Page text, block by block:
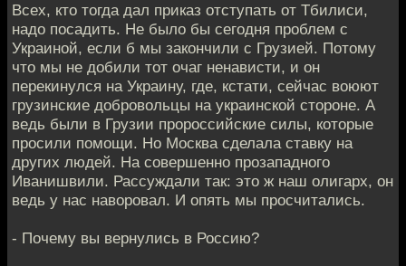
Всех, кто тогда дал приказ отступать от Тбилиси,
надо посадить. Не было бы сегодня проблем с
Украиной, если б мы закончили с Грузией. Потому
что мы не добили тот очаг ненависти, и он
перекинулся на Украину, где, кстати, сейчас воюют
грузинские добровольцы на украинской стороне. А
ведь были в Грузии пророссийские силы, которые
просили помощи. Но Москва сделала ставку на
других людей. На совершенно прозападного
Иванишвили. Рассуждали так: это ж наш олигарх, он
ведь у нас наворовал. И опять мы просчитались.
- Почему вы вернулись в Россию?